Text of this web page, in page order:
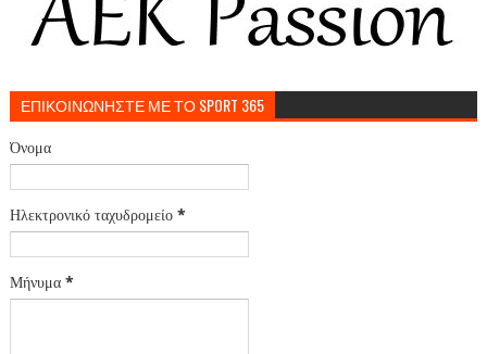
ΕΠΙΚΟΙΝΩΝΗΣΤΕ ΜΕ ΤΟ SPORT 365
Όνομα
Ηλεκτρονικό ταχυδρομείο *
Μήνυμα *